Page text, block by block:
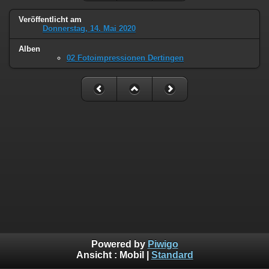
Veröffentlicht am
Donnerstag, 14. Mai 2020
Alben
02 Fotoimpressionen Dertingen
Powered by Piwigo
Ansicht : Mobil Standard